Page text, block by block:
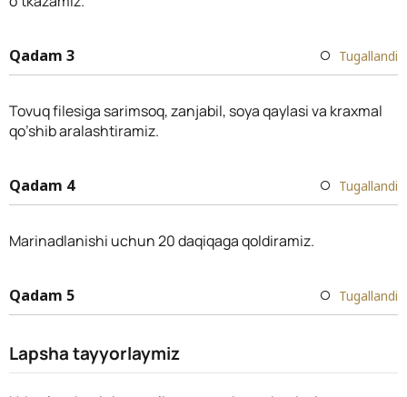
Qadam 3 Tugallandi
Tovuq filesiga sarimsoq, zanjabil, soya qaylasi va kraxmal
qo’shib aralashtiramiz.
Qadam 4 Tugallandi
Marinadlanishi uchun 20 daqiqaga qoldiramiz.
Qadam 5 Tugallandi
Lapsha tayyorlaymiz